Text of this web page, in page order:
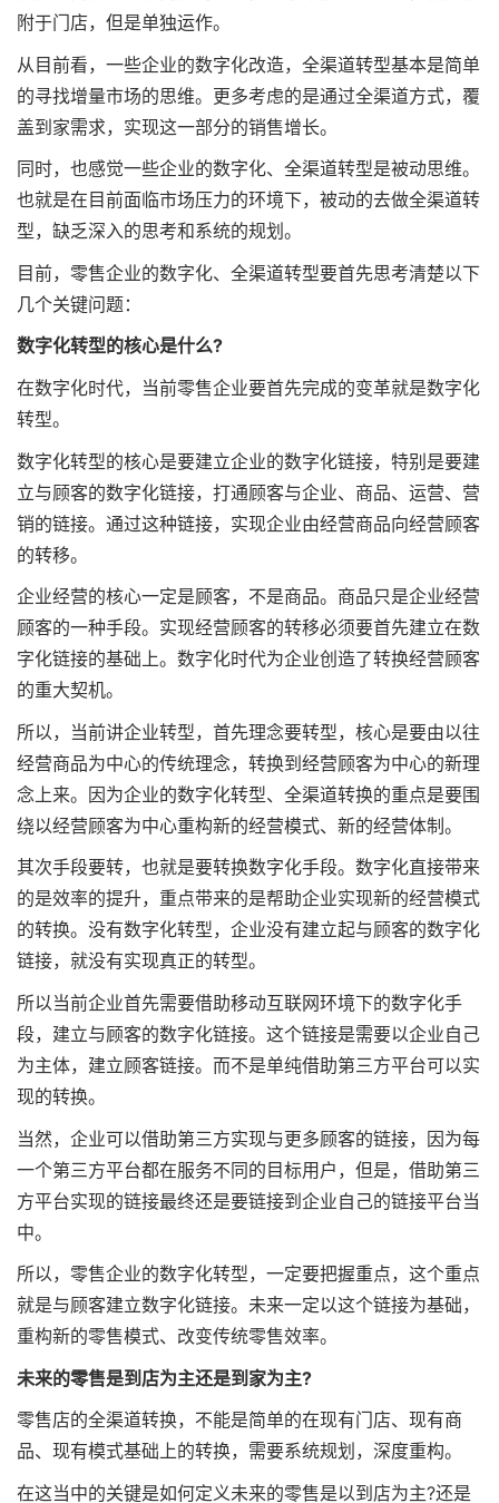
附于门店，但是单独运作。
从目前看，一些企业的数字化改造，全渠道转型基本是简单
的寻找增量市场的思维。更多考虑的是通过全渠道方式，覆
盖到家需求，实现这一部分的销售增长。
同时，也感觉一些企业的数字化、全渠道转型是被动思维。
也就是在目前面临市场压力的环境下，被动的去做全渠道转
型，缺乏深入的思考和系统的规划。
目前，零售企业的数字化、全渠道转型要首先思考清楚以下
几个关键问题：
数字化转型的核心是什么?
在数字化时代，当前零售企业要首先完成的变革就是数字化
转型。
数字化转型的核心是要建立企业的数字化链接，特别是要建
立与顾客的数字化链接，打通顾客与企业、商品、运营、营
销的链接。通过这种链接，实现企业由经营商品向经营顾客
的转移。
企业经营的核心一定是顾客，不是商品。商品只是企业经营
顾客的一种手段。实现经营顾客的转移必须要首先建立在数
字化链接的基础上。数字化时代为企业创造了转换经营顾客
的重大契机。
所以，当前讲企业转型，首先理念要转型，核心是要由以往
经营商品为中心的传统理念，转换到经营顾客为中心的新理
念上来。因为企业的数字化转型、全渠道转换的重点是要围
绕以经营顾客为中心重构新的经营模式、新的经营体制。
其次手段要转，也就是要转换数字化手段。数字化直接带来
的是效率的提升，重点带来的是帮助企业实现新的经营模式
的转换。没有数字化转型，企业没有建立起与顾客的数字化
链接，就没有实现真正的转型。
所以当前企业首先需要借助移动互联网环境下的数字化手
段，建立与顾客的数字化链接。这个链接是需要以企业自己
为主体，建立顾客链接。而不是单纯借助第三方平台可以实
现的转换。
当然，企业可以借助第三方实现与更多顾客的链接，因为每
一个第三方平台都在服务不同的目标用户，但是，借助第三
方平台实现的链接最终还是要链接到企业自己的链接平台当
中。
所以，零售企业的数字化转型，一定要把握重点，这个重点
就是与顾客建立数字化链接。未来一定以这个链接为基础，
重构新的零售模式、改变传统零售效率。
未来的零售是到店为主还是到家为主?
零售店的全渠道转换，不能是简单的在现有门店、现有商
品、现有模式基础上的转换，需要系统规划，深度重构。
在这当中的关键是如何定义未来的零售是以到店为主?还是